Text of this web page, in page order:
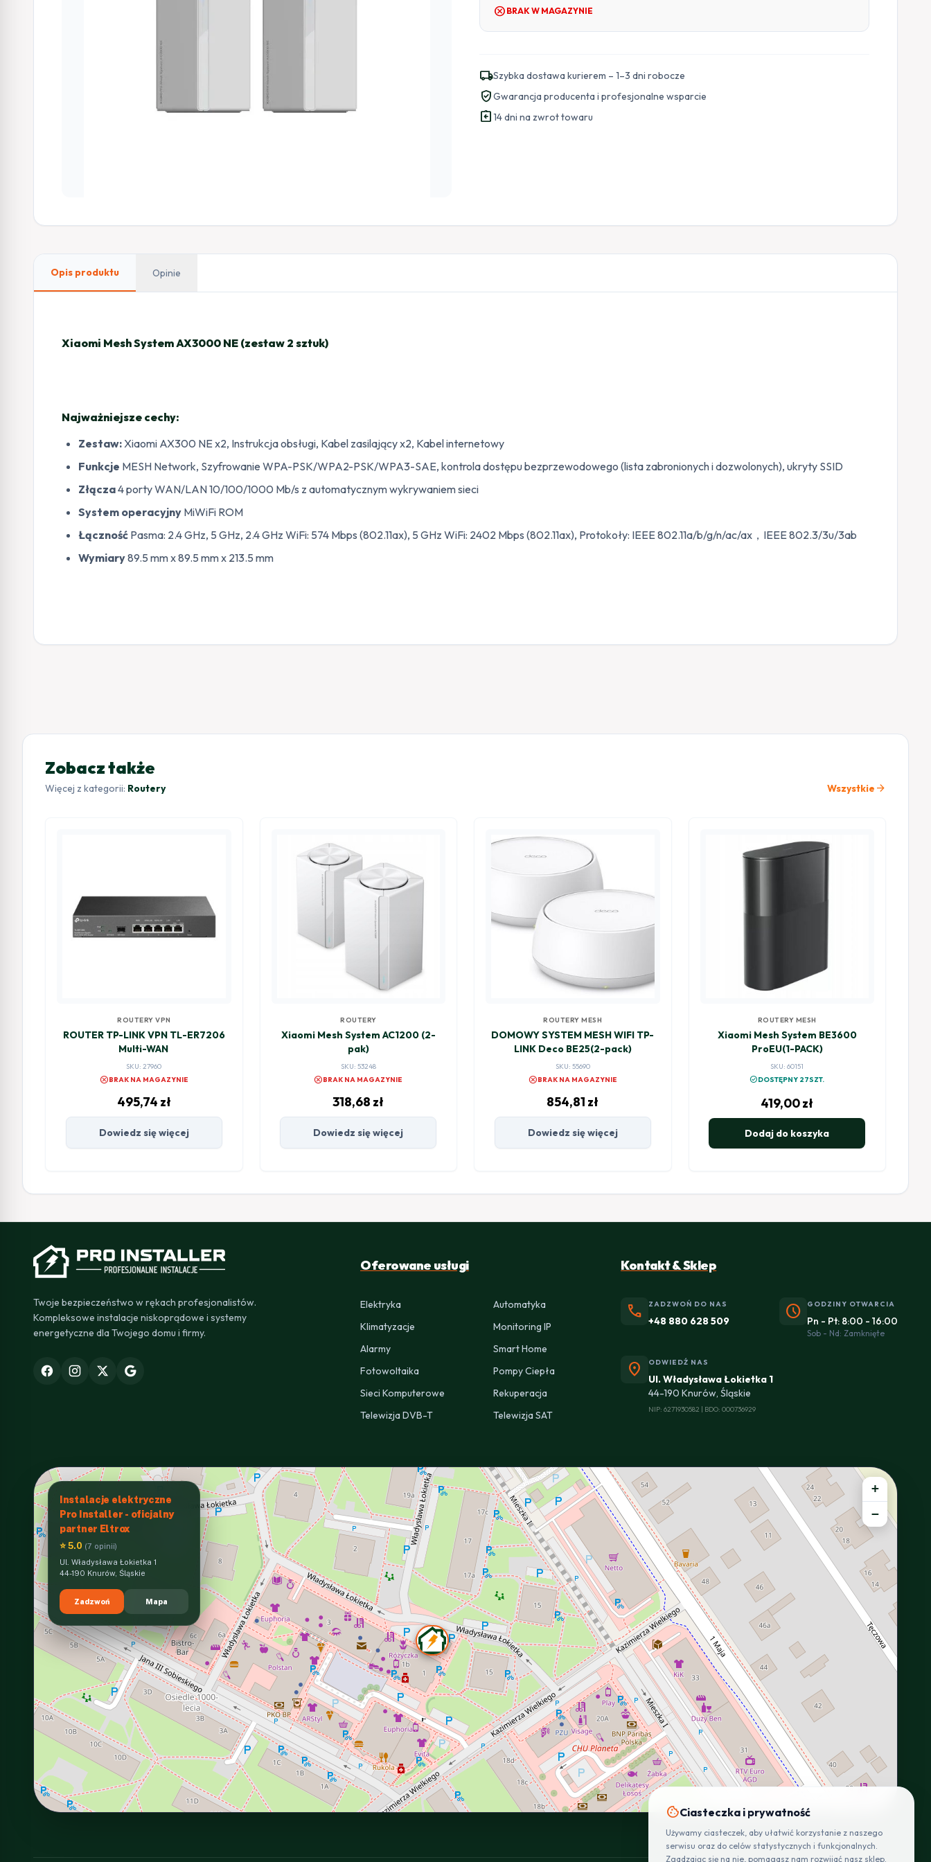
cancel BRAK W MAGAZYNIE
local_shippingSzybka dostawa kurierem – 1–3 dni robocze
verified_userGwarancja producenta i profesjonalne wsparcie
assignment_return14 dni na zwrot towaru
Opis produktu Opinie
Xiaomi Mesh System AX3000 NE (zestaw 2 sztuk)
Najważniejsze cechy:
Zestaw:Xiaomi AX300 NE x2, Instrukcja obsługi, Kabel zasilający x2, Kabel internetowy
Funkcje MESH Network, Szyfrowanie WPA-PSK/WPA2-PSK/WPA3-SAE, kontrola dostępu bezprzewodowego (lista zabronionych i dozwolonych), ukryty SSID
Złącza4 porty WAN/LAN 10/100/1000 Mb/s z automatycznym wykrywaniem sieci
System operacyjny MiWiFi ROM
Łączność Pasma: 2.4 GHz, 5 GHz, 2.4 GHz WiFi: 574 Mbps (802.11ax), 5 GHz WiFi: 2402 Mbps (802.11ax), Protokoły: IEEE 802.11a/b/g/n/ac/ax，IEEE 802.3/3u/3ab
Wymiary89.5 mm x 89.5 mm x 213.5 mm
Zobacz także
Więcej z kategorii: Routery Wszystkie arrow_forward
ROUTERY VPN
ROUTER TP-LINK VPN TL-ER7206
Multi-WAN
SKU: 27960
cancelBRAK NA MAGAZYNIE
495,74 zł
Dowiedz się więcej
ROUTERY
Xiaomi Mesh System AC1200 (2-
pak)
SKU: 53248
cancelBRAK NA MAGAZYNIE
318,68 zł
Dowiedz się więcej
ROUTERY MESH
DOMOWY SYSTEM MESH WIFI TP-
LINK Deco BE25(2-pack)
SKU: 55690
cancelBRAK NA MAGAZYNIE
854,81 zł
Dowiedz się więcej
ROUTERY MESH
Xiaomi Mesh System BE3600
ProEU(1-PACK)
SKU: 60151
check_circleDOSTĘPNY 27SZT.
419,00zł
Dodaj do koszyka
Twoje bezpieczeństwo w rękach profesjonalistów.
Kompleksowe instalacje niskoprądowe i systemy
energetyczne dla Twojego domu i firmy.
Oferowane usługi
Elektryka
Automatyka
Klimatyzacje
Monitoring IP
Alarmy
Smart Home
Fotowoltaika
Pompy Ciepła
Sieci Komputerowe
Rekuperacja
Telewizja DVB-T
Telewizja SAT
Kontakt & Sklep
phone ZADZWOŃ DO NAS
+48 880 628 509 schedule GODZINY OTWARCIA
Pn - Pt: 8:00 - 16:00
Sob - Nd: Zamknięte
location_on ODWIEDŹ NAS
Ul. Władysława Łokietka 1
44-190 Knurów, Śląskie
NIP: 6271930582 | BDO: 000736929
Instalacje elektryczne
Pro Installer - oficjalny
partner Eltrox
⭐ 5.0 (7 opinii)
Ul. Władysława Łokietka 1
44-190 Knurów, Śląskie
Zadzwoń Mapa
+
−
INTERACTIVE VIEW
cookieCiasteczka i prywatność
Używamy ciasteczek, aby ułatwić korzystanie z naszego
serwisu oraz do celów statystycznych i funkcjonalnych.
Zgadzając się na nie, pomagasz nam rozwijać nasz sklep.